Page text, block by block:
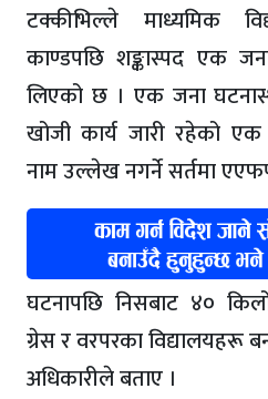
टक्कीभिल्ले माध्यमिक
काण्डपछि शङ्कास्पद एक
लिएको छ । एक जना
खोजी कार्य जारी रहेको
नाम उल्लेख नगर्ने सर्तमा
घटनापछि निसबाट ४०
ग्रेस र वरपरका विद्यालयहरू
अधिकारीले बताए ।